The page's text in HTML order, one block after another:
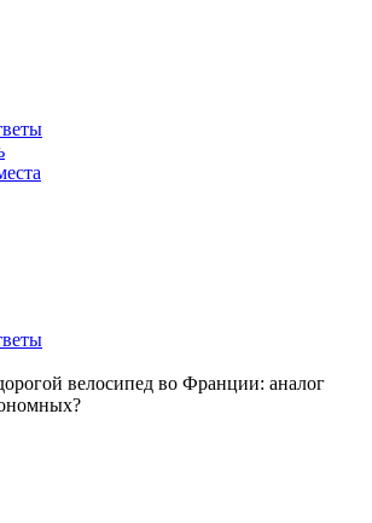
велосипед во Франции: аналог